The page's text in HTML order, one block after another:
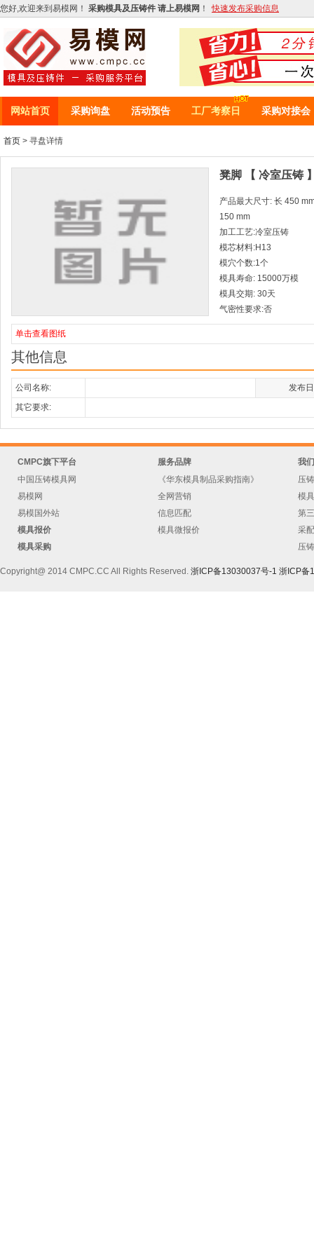
您好,欢迎来到易模网！ 采购模具及压铸件 请上易模网 ！ 快速发布采购信息
网站首页 采购询盘 活动预告 工厂考察日 采购对接会
首页 > 寻盘详情
凳脚 【 冷室压铸
产品最大尺寸: 长 450
150 mm
加工工艺:冷室压铸
模芯材料:H13
模穴个数:1个
模具寿命: 15000万模
模具交期: 30天
气密性要求:否
单击查看图纸
其他信息
公司名称:
发布
其它要求:
CMPC旗下平台
中国压铸模具网
易模网
易模国外站
模具报价
模具采购
服务品牌
《华东模具制品采购指南》
全网营销
信息匹配
模具微报价
我
压
模
第
采
压
Copyright@ 2014 CMPC.CC All Rights Reserved. 浙ICP备13030037号-1 浙ICP备